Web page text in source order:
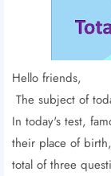
Hello friends,
The subject of
In today's test,
their place of
total of three